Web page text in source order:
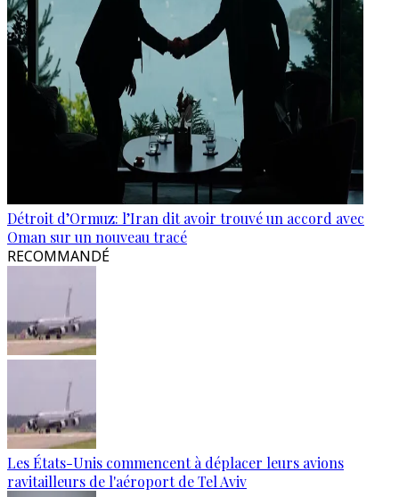
Détroit d’Ormuz: l’Iran dit avoir trouvé un accord avec
Oman sur un nouveau tracé
RECOMMANDÉ
Les États-Unis commencent à déplacer leurs avions
ravitailleurs de l'aéroport de Tel Aviv